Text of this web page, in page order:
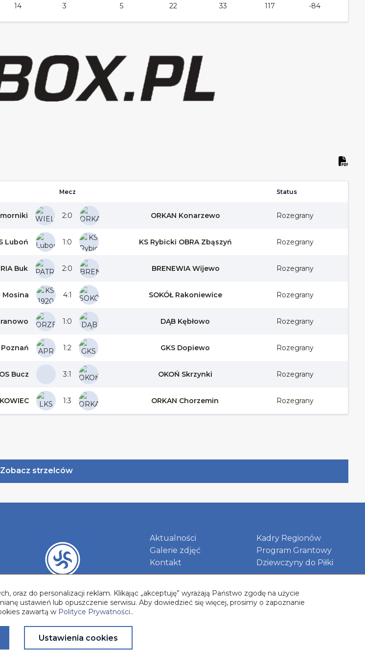
14 3 5 22 33 117 -84
Mecz Status
2:0 ORKAN Konarzewo Rozegrany
Luboń 1:0 KS Rybicki OBRA Zbąszyń Rozegrany
Buk 2:0 BRENEWIA Wijewo Rozegrany
Mosina 4:1 SOKÓŁ Rakoniewice Rozegrany
1:0 DĄB Kębłowo Rozegrany
Poznań 1:2 GKS Dopiewo Rozegrany
Bucz 3:1 OKOŃ Skrzynki Rozegrany
1:3 ORKAN Chorzemin Rozegrany
Zobacz strzelców
Aktualności
Galerie zdjęć
Kontakt
Kadry Regionów
Program Grantowy
Dziewczyny do Piłki
do personalizacji reklam. Klikając „akceptuję” wyrażają Państwo zgodę na użycie
ustawień lub opuszczenie serwisu. Aby dowiedzieć się więcej, prosimy o zapoznanie
zawartą w Polityce Prywatności..
Ustawienia cookies